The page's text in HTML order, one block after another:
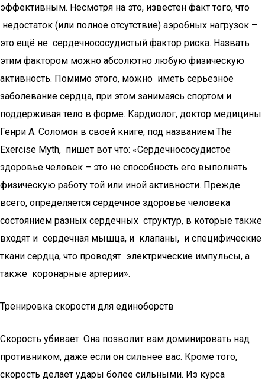
эффективным. Несмотря на это, известен факт того, что
недостаток (или полное отсутствие) аэробных нагрузок –
это ещё не сердечнососудистый фактор риска. Назвать
этим фактором можно абсолютно любую физическую
активность. Помимо этого, можно иметь серьезное
заболевание сердца, при этом занимаясь спортом и
поддерживая тело в форме. Кардиолог, доктор медицины
Генри А. Соломон в своей книге, под названием The
Exercise Myth, пишет вот что: «Сердечнососудистое
здоровье человек – это не способность его выполнять
физическую работу той или иной активности. Прежде
всего, определяется сердечное здоровье человека
состоянием разных сердечных структур, в которые также
входят и сердечная мышца, и клапаны, и специфические
ткани сердца, что проводят электрические импульсы, а
также коронарные артерии».
Тренировка скорости для единоборств
Скорость убивает. Она позволит вам доминировать над
противником, даже если он сильнее вас. Кроме того,
скорость делает удары более сильными. Из курса